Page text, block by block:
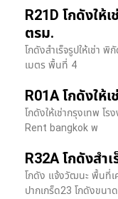
R21D โกดังให้
ตรม.
โกดังสำเร็จรูปให้เช่า
เมตร พื้นที่ 4
R01A โกดังให้
โกดังให้เช่ากรุงเทพ โ
Rent bangkok พ
R32A โกดังสำ
โกดัง แจ้งวัฒนะ พื้นที่เ
ปากเกร็ด23 โกดังขนาด